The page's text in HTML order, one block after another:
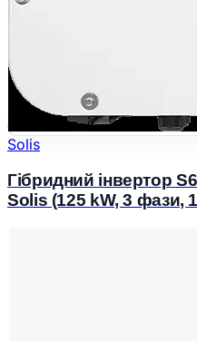
Solis
Гібридний інвертор
Solis (125 kW, 3 фази,